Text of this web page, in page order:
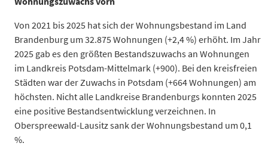
Von 2021 bis 2025 hat sich der Wohnungsbestand im Land
Brandenburg um 32.875 Wohnungen (+2,4 %) erhöht. Im Jahr
2025 gab es den größten Bestandszuwachs an Wohnungen
im Landkreis Potsdam-Mittelmark (+900). Bei den kreisfreien
Städten war der Zuwachs in Potsdam (+664 Wohnungen) am
höchsten. Nicht alle Landkreise Brandenburgs konnten 2025
eine positive Bestandsentwicklung verzeichnen. In
Oberspreewald-Lausitz sank der Wohnungsbestand um 0,1
%.